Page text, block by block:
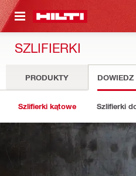
GŁÓWNEJ
SZLIFIERKI
PRODUKTY DOWIEDZ
Szlifierki kątowe Szlifierki